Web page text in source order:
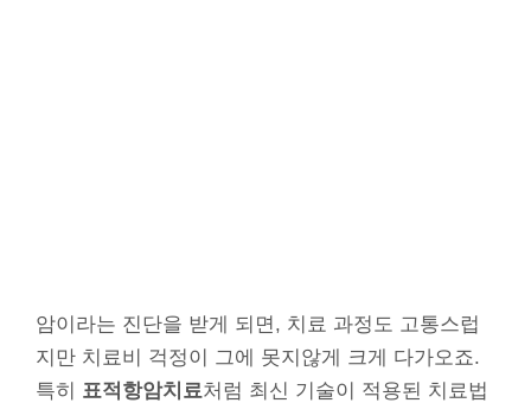
암이라는 진단을 받게 되면, 치료 과정도 고통스럽
지만 치료비 걱정이 그에 못지않게 크게 다가오죠.
특히 표적항암치료처럼 최신 기술이 적용된 치료법